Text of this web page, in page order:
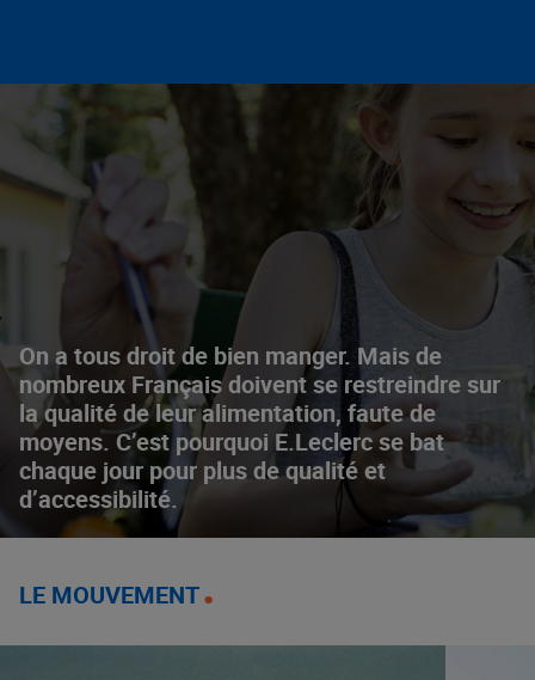
On a tous droit de bien manger. Mais de
nombreux Français doivent se restreindre sur
la qualité de leur alimentation, faute de
moyens. C’est pourquoi E.Leclerc se bat
chaque jour pour plus de qualité et
d’accessibilité.
LE MOUVEMENT